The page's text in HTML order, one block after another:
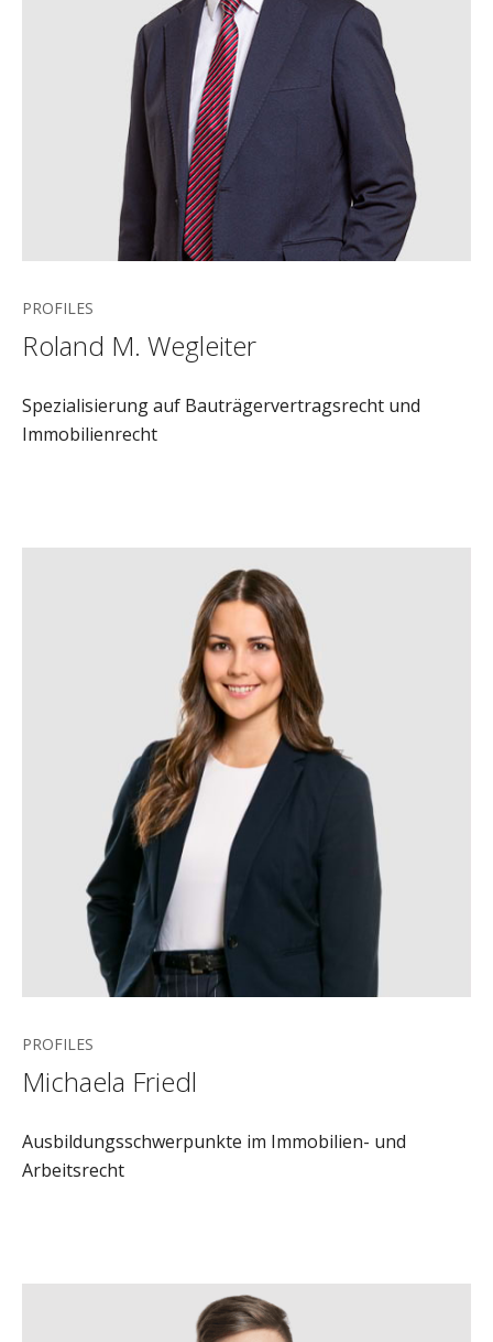
PROFILES
Roland M. Wegleiter
Spezialisierung auf Bauträgervertragsrecht und
Immobilienrecht
PROFILES
Michaela Friedl
Ausbildungsschwerpunkte im Immobilien- und
Arbeitsrecht